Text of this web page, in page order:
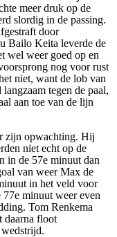
meer druk op de
slordig in de passing.
door
Bailo Keita leverde de
wel weer goed op en
nog voor rust
niet, want de lob van
tegen de paal,
aan toe van de lijn
zijn opwachting. Hij
niet echt op de
in de 57e minuut dan
van weer Max de
in het veld voor
minuut weer even
Tom Renkema
daarna floot